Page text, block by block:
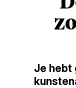
Je hebt